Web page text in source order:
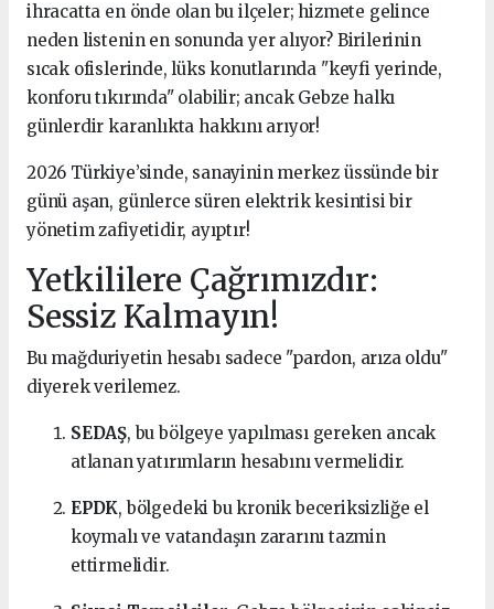
ihracatta en önde olan bu ilçeler; hizmete gelince
neden listenin en sonunda yer alıyor? Birilerinin
sıcak ofislerinde, lüks konutlarında "keyfi yerinde,
konforu tıkırında" olabilir; ancak Gebze halkı
günlerdir karanlıkta hakkını arıyor!
2026 Türkiye’sinde, sanayinin merkez üssünde bir
günü aşan, günlerce süren elektrik kesintisi bir
yönetim zafiyetidir, ayıptır!
Yetkililere Çağrımızdır:
Sessiz Kalmayın!
Bu mağduriyetin hesabı sadece "pardon, arıza oldu"
diyerek verilemez.
SEDAŞ, bu bölgeye yapılması gereken ancak
atlanan yatırımların hesabını vermelidir.
EPDK, bölgedeki bu kronik beceriksizliğe el
koymalı ve vatandaşın zararını tazmin
ettirmelidir.